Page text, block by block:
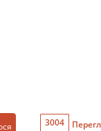
3004